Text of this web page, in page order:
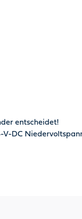
entscheidet!
V-DC